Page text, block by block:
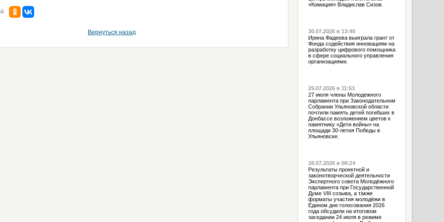
Вернуться назад
«Комиция» Владислав Сизов.
30.07.2026 в 13:40
Ирина Фадеева выиграла грант от
Фонда содействия инновациям на
разработку цифрового помощника
в сфере социального управления
организациями.
29.07.2026 в 11:53
27 июля члены Молодежного
парламента при Законодательном
Собрании Ульяновской области
почтили память детей погибших в
Донбассе возложением цветов к
памятнику «Дети войны» на
площади 30-летия Победы в
Ульяновске.
28.07.2026 в 08:24
Результаты проектной и
законотворческой деятельности
Экспертного совета Молодёжного
парламента при Государственной
Думе VIII созыва, а также
форматы участия молодёжи в
Едином дне голосования 2026
года обсудили на итоговом
заседании 24 июля в режиме